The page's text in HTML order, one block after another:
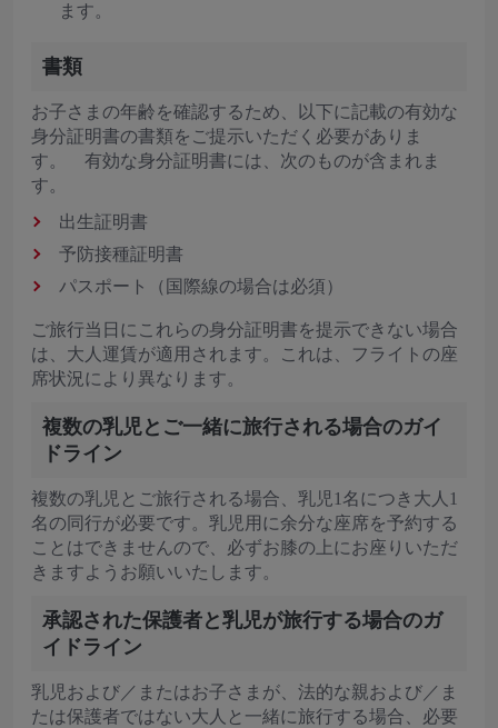
ます。
書類
お子さまの年齢を確認するため、以下に記載の有効な
身分証明書の書類をご提示いただく必要がありま
す。 有効な身分証明書には、次のものが含まれま
す。
出生証明書
予防接種証明書
パスポート（国際線の場合は必須）
ご旅行当日にこれらの身分証明書を提示できない場合
は、大人運賃が適用されます。これは、フライトの座
席状況により異なります。
複数の乳児とご一緒に旅行される場合のガイ
ドライン
複数の乳児とご旅行される場合、乳児1名につき大人1
名の同行が必要です。乳児用に余分な座席を予約する
ことはできませんので、必ずお膝の上にお座りいただ
きますようお願いいたします。
承認された保護者と乳児が旅行する場合のガ
イドライン
乳児および／またはお子さまが、法的な親および／ま
たは保護者ではない大人と一緒に旅行する場合、必要